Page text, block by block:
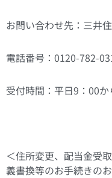
お問い合わせ先：三井
電話番号：0120-782-
受付時間：平日9：00
＜住所変更、配当金受
義書換等のお手続きの